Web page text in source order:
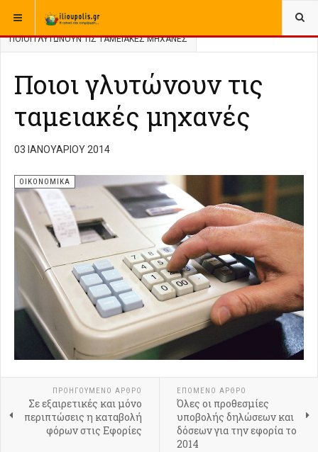
ΒΡΊΣΚΕΣΤΕ ΕΔΏ: ΑΡΧΙΚΉ
ΠΟΙΟΙ ΓΛΥΤΏΝΟΥΝ ΤΙΣ ΤΑΜΕΙΑΚΈΣ ΜΗΧΑΝΈΣ
Ποιοι γλυτώνουν τις
ταμειακές μηχανές
03 ΙΑΝΟΥΑΡΊΟΥ 2014
ΟΙΚΟΝΟΜΙΚΑ
ΠΡΟΗΓΟΎΜΕΝΟ ΑΡΘΡΟ
Σε εξαιρετικές και μόνο
περιπτώσεις η καταβολή
φόρων στις Εφορίες
ΕΠΟΜΕΝΟ ΑΡΘΡΟ
Όλες οι προθεσμίες
υποβολής δηλώσεων και
δόσεων για την εφορία το
2014